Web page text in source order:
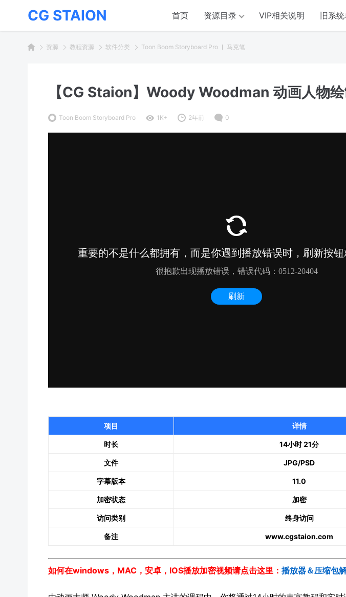
CG STAION 首页 资源目录 VIP相关说明 旧系
资源 教程资源 软件分类 Toon Boom Storyboard Pro 马克笔
【CG Staion】Woody Woodman 动画人物
Toon Boom Storyboard Pro 1K+ 2年前 0
项目 详情
时长 14小时 21分
文件 JPG/PSD
字幕版本 11.0
加密状态 加密
访问类别 终身访问
备注 www.cgstaion.com
如何在windows，MAC，安卓，IOS播放加密视频请点击这里： 播放器＆压缩包